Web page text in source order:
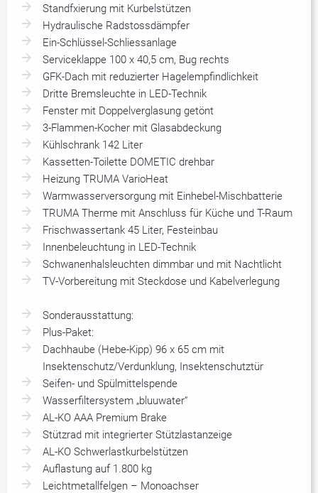
Standfxierung mit Kurbelstützen
Hydraulische Radstossdämpfer
Ein-Schlüssel-Schliessanlage
Serviceklappe 100 x 40,5 cm, Bug rechts
GFK-Dach mit reduzierter Hagelempfindlichkeit
Dritte Bremsleuchte in LED-Technik
Fenster mit Doppelverglasung getönt
3-Flammen-Kocher mit Glasabdeckung
Kühlschrank 142 Liter
Kassetten-Toilette DOMETIC drehbar
Heizung TRUMA VarioHeat
Warmwasserversorgung mit Einhebel-Mischbatterie
TRUMA Therme mit Anschluss für Küche und T-Raum
Frischwassertank 45 Liter, Festeinbau
Innenbeleuchtung in LED-Technik
Schwanenhalsleuchten dimmbar und mit Nachtlicht
TV-Vorbereitung mit Steckdose und Kabelverlegung
Sonderausstattung:
Plus-Paket:
Dachhaube (Hebe-Kipp) 96 x 65 cm mit
Insektenschutz/Verdunklung, Insektenschutztür
Seifen- und Spülmittelspende
Wasserfiltersystem „bluuwater“
AL-KO AAA Premium Brake
Stützrad mit integrierter Stützlastanzeige
AL-KO Schwerlastkurbelstützen
Auflastung auf 1.800 kg
Leichtmetallfelgen – Monoachser